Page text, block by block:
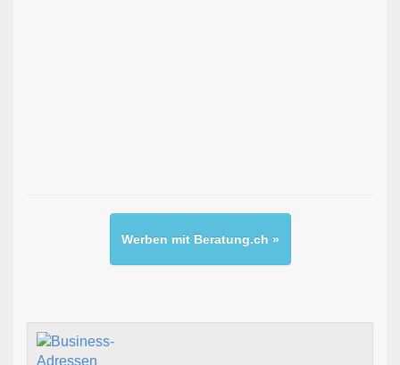
Werben mit Beratung.ch »